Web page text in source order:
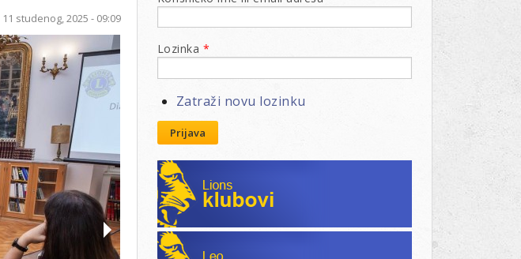
11 studenog, 2025 - 09:09
Lozinka *
Zatraži novu lozinku
Prijava
Lions klubovi
Leo klubovi